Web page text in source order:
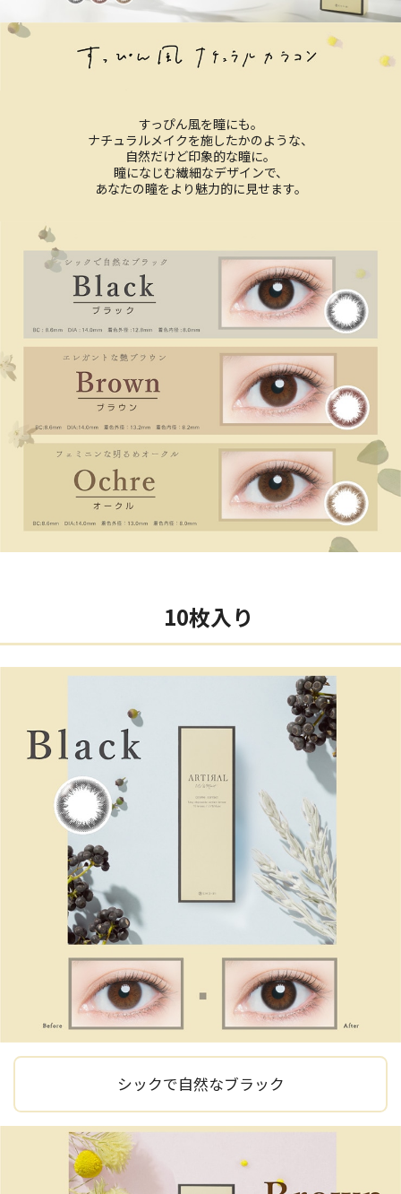
すっぴん風を瞳にも。
ナチュラルメイクを施したかのような、
自然だけど印象的な瞳に。
瞳になじむ繊細なデザインで、
あなたの瞳をより魅力的に見せます。
10枚入り
シックで自然なブラック